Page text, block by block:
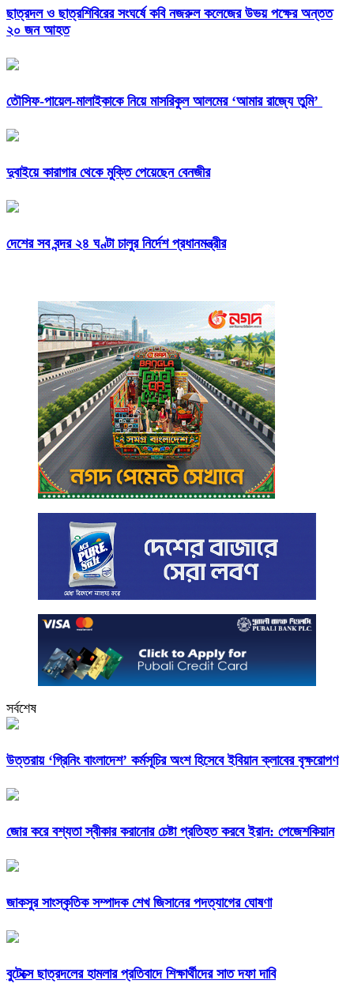
ছাত্রদল ও ছাত্রশিবিরের সংঘর্ষে কবি নজরুল কলেজের উভয় পক্ষের অন্তত
২০ জন আহত
তৌসিফ-পায়েল-মালাইকাকে নিয়ে মাসরিকুল আলমের ‘আমার রাজ্যে তুমি’
দুবাইয়ে কারাগার থেকে মুক্তি পেয়েছেন বেনজীর
দেশের সব বন্দর ২৪ ঘণ্টা চালুর নির্দেশ প্রধানমন্ত্রীর
সর্বশেষ
উত্তরায় ‘গ্রিনিং বাংলাদেশ’ কর্মসূচির অংশ হিসেবে ইবিয়ান ক্লাবের বৃক্ষরোপণ
জোর করে বশ্যতা স্বীকার করানোর চেষ্টা প্রতিহত করবে ইরান: পেজেশকিয়ান
জাকসুর সাংস্কৃতিক সম্পাদক শেখ জিসানের পদত্যাগের ঘোষণা
বুটেক্সে ছাত্রদলের হামলার প্রতিবাদে শিক্ষার্থীদের সাত দফা দাবি